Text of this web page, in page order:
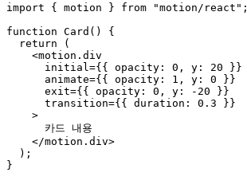
import { motion } from "motion/react";
function Card() {
  return (
    <motion.div
      initial={{ opacity: 0, y: 20 }}
      animate={{ opacity: 1, y: 0 }}
      exit={{ opacity: 0, y: -20 }}
      transition={{ duration: 0.3 }}
    >
      카드 내용
    </motion.div>
  );
}